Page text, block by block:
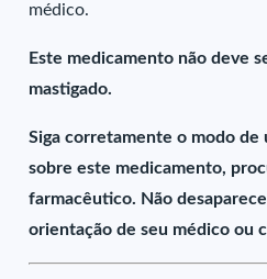
médico.
Este medicamento não deve
mastigado.
Siga corretamente o modo de
sobre este medicamento,
farmacêutico. Não
orientação de seu médico ou